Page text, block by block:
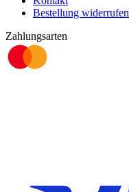
Bestellung widerrufen
Zahlungsarten